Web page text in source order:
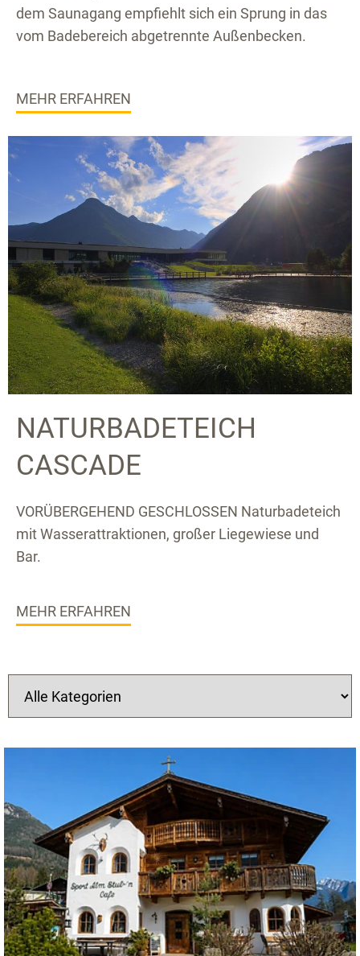
dem Saunagang empfiehlt sich ein Sprung in das
vom Badebereich abgetrennte Außenbecken.
MEHR ERFAHREN
NATURBADETEICH
CASCADE
VORÜBERGEHEND GESCHLOSSEN Naturbadeteich
mit Wasserattraktionen, großer Liegewiese und
Bar.
MEHR ERFAHREN